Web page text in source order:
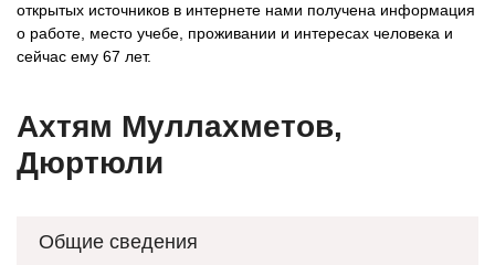
открытых источников в интернете нами получена информация
о работе, место учебе, проживании и интересах человека и
сейчас ему 67 лет.
Ахтям Муллахметов,
Дюртюли
Общие сведения